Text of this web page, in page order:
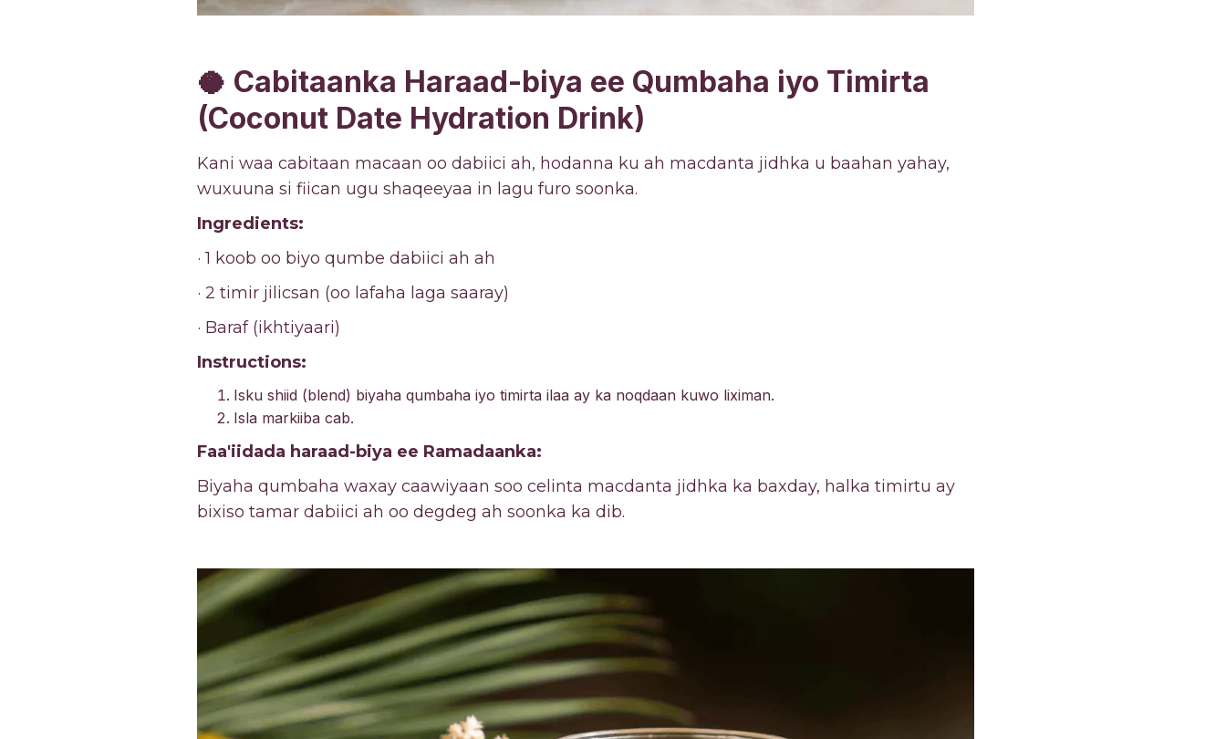
🥥 Cabitaanka Haraad-biya ee Qumbaha iyo Timirta
(Coconut Date Hydration Drink)
Kani waa cabitaan macaan oo dabiici ah, hodanna ku ah macdanta jidhka u baahan yahay,
wuxuuna si fiican ugu shaqeeyaa in lagu furo soonka.
Ingredients:
· 1 koob oo biyo qumbe dabiici ah ah
· 2 timir jilicsan (oo lafaha laga saaray)
· Baraf (ikhtiyaari)
Instructions:
Isku shiid (blend) biyaha qumbaha iyo timirta ilaa ay ka noqdaan kuwo liximan.
Isla markiiba cab.
Faa'iidada haraad-biya ee Ramadaanka:
Biyaha qumbaha waxay caawiyaan soo celinta macdanta jidhka ka baxday, halka timirtu ay
bixiso tamar dabiici ah oo degdeg ah soonka ka dib.